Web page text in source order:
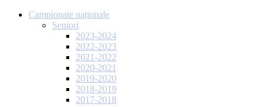
Campionate naționale
Seniori
2023-2024
2022-2023
2021-2022
2020-2021
2019-2020
2018-2019
2017-2018